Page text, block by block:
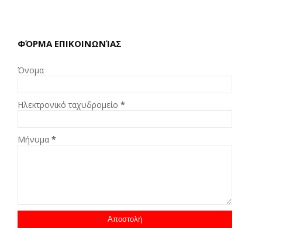
ΦΌΡΜΑ ΕΠΙΚΟΙΝΩΝΊΑΣ
Όνομα
Ηλεκτρονικό ταχυδρομείο*
Μήνυμα*